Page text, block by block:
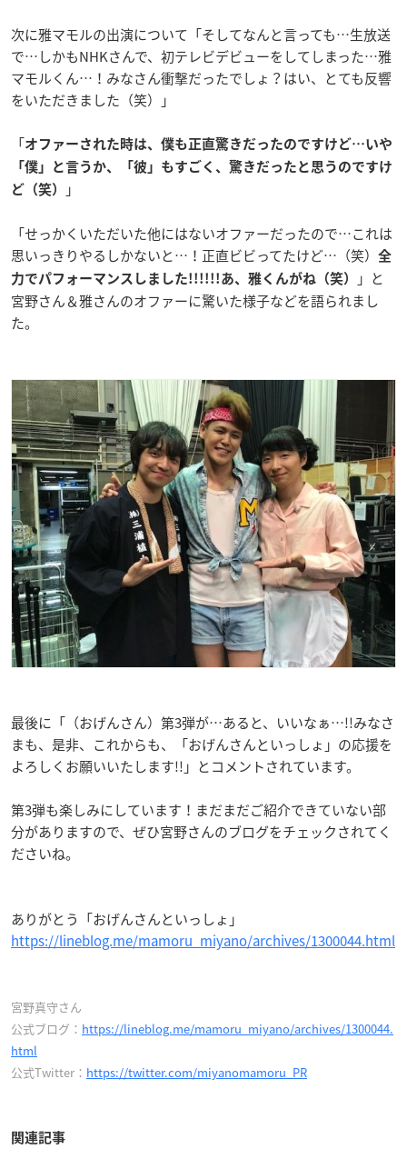
次に雅マモルの出演について「そしてなんと言っても…生放送
で…しかもNHKさんで、初テレビデビューをしてしまった…雅
マモルくん…！みなさん衝撃だったでしょ？はい、とても反響
をいただきました（笑）」
「オファーされた時は、僕も正直驚きだったのですけど…いや
「僕」と言うか、「彼」もすごく、驚きだったと思うのですけ
ど（笑）
」
「せっかくいただいた他にはないオファーだったので…これは
思いっきりやるしかないと…！ 正直ビビってたけど…（笑）
全
力でパフォーマンスしました!!!!!! あ、雅くんがね（笑）
」と
宮野さん＆雅さんのオファーに驚いた様子などを語られまし
た。
最後に「（おげんさん）第3弾が…あると、いいなぁ…!!みなさ
まも、是非、これからも、「おげんさんといっしょ」の応援を
よろしくお願いいたします!! 」とコメントされています。
第3弾も楽しみにしています！まだまだご紹介できていない部
分がありますので、ぜひ宮野さんのブログをチェックされてく
ださいね。
ありがとう「おげんさんといっしょ」
https://lineblog.me/mamoru_miyano/archives/1300044.html
宮野真守さん
公式ブログ： https://lineblog.me/mamoru_miyano/archives/1300044.
html
公式Twitter： https://twitter.com/miyanomamoru_PR
関連記事